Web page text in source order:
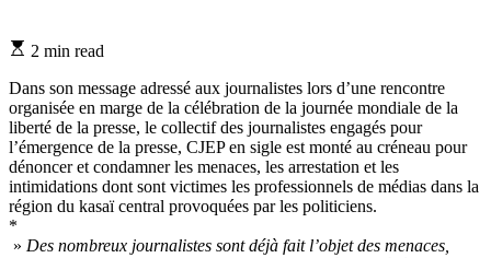
Estimated
time
2 min read
Dans son message adressé aux journalistes lors d’une rencontre
organisée en marge de la célébration de la journée mondiale de la
liberté de la presse, le collectif des journalistes engagés pour
l’émergence de la presse, CJEP en sigle est monté au créneau pour
dénoncer et condamner les menaces, les arrestation et les
intimidations dont sont victimes les professionnels de médias dans la
région du kasaï central provoquées par les politiciens.
*
» Des nombreux journalistes sont déjà fait l’objet des menaces,